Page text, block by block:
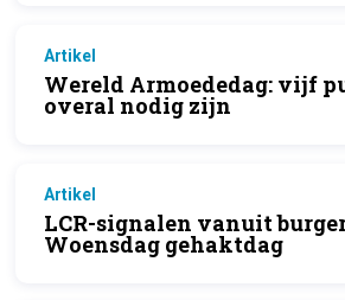
Artikel
Wereld Armoededag: vijf
overal nodig zijn
Artikel
LCR-signalen vanuit
Woensdag gehaktdag